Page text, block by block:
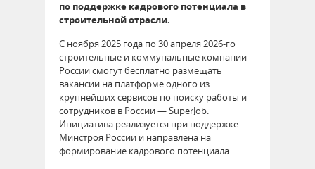
по поддержке кадрового потенциала в
строительной отрасли.
С ноября 2025 года по 30 апреля 2026-го
строительные и коммунальные компании
России смогут бесплатно размещать
вакансии на платформе одного из
крупнейших сервисов по поиску работы и
сотрудников в России — SuperJob.
Инициатива реализуется при поддержке
Минстроя России и направлена на
формирование кадрового потенциала.